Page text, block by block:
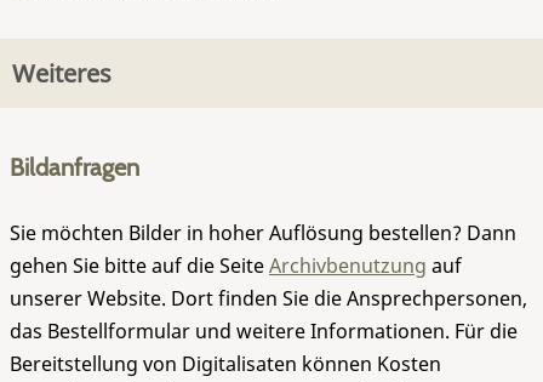
Weiteres
Bildanfragen
Sie möchten Bilder in hoher Auflösung bestellen? Dann
gehen Sie bitte auf die SeiteArchivbenutzung auf
unserer Website. Dort finden Sie die Ansprechpersonen,
das Bestellformular und weitere Informationen. Für die
Bereitstellung von Digitalisaten können Kosten